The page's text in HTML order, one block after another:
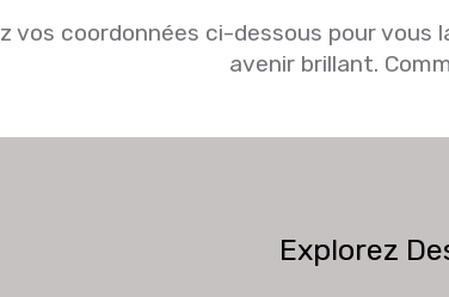
vos coordonnées ci-dessous pour vous
avenir brillant.
Explorez